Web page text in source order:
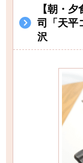
【朝・
司「天平
沢